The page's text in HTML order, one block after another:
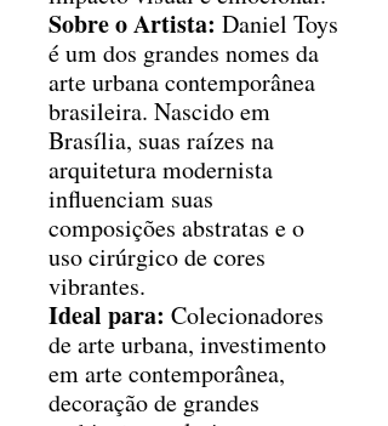
Sobre o Artista: Daniel Toys
é um dos grandes nomes da
arte urbana contemporânea
brasileira. Nascido em
Brasília, suas raízes na
arquitetura modernista
influenciam suas
composições abstratas e o
uso cirúrgico de cores
vibrantes.
Ideal para: Colecionadores
de arte urbana, investimento
em arte contemporânea,
decoração de grandes